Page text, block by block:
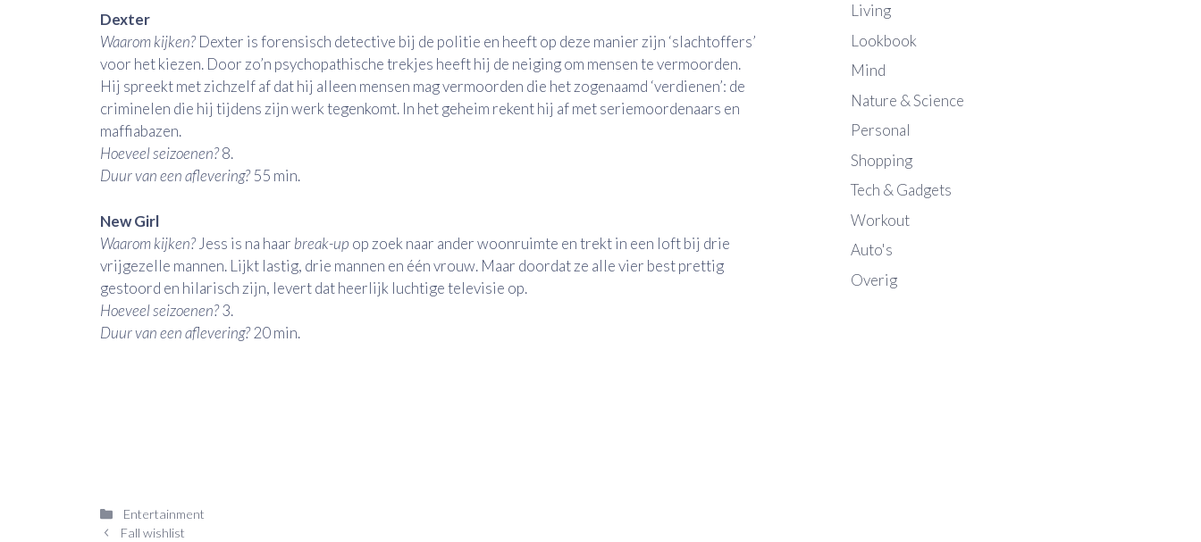
Dexter
Waarom kijken?Dexter is forensisch detective bij de politie en heeft op deze manier zijn ‘slachtoffers’
voor het kiezen. Door zo’n psychopathische trekjes heeft hij de neiging om mensen te vermoorden.
Hij spreekt met zichzelf af dat hij alleen mensen mag vermoorden die het zogenaamd ‘verdienen’: de
criminelen die hij tijdens zijn werk tegenkomt. In het geheim rekent hij af met seriemoordenaars en
maffiabazen.
Hoeveel seizoenen?8.
Duur van een aflevering?55 min.
New Girl
Waarom kijken? Jess is na haar break-up op zoek naar ander woonruimte en trekt in een loft bij drie
vrijgezelle mannen. Lijkt lastig, drie mannen en één vrouw. Maar doordat ze alle vier best prettig
gestoord en hilarisch zijn, levert dat heerlijk luchtige televisie op.
Hoeveel seizoenen?3.
Duur van een aflevering?20 min.
Categorieën
Entertainment
Fall wishlist
Living
Lookbook
Mind
Nature & Science
Personal
Shopping
Tech & Gadgets
Workout
Auto's
Overig